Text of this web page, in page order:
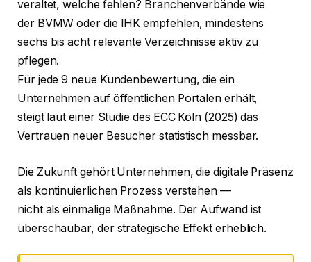
veraltet, welche fehlen? Branchenverbände wie
der BVMW oder die IHK empfehlen, mindestens
sechs bis acht relevante Verzeichnisse aktiv zu
pflegen.
Für jede 9 neue Kundenbewertung, die ein
Unternehmen auf öffentlichen Portalen erhält,
steigt laut einer Studie des ECC Köln (2025) das
Vertrauen neuer Besucher statistisch messbar.
Die Zukunft gehört Unternehmen, die digitale Präsenz
als kontinuierlichen Prozess verstehen —
nicht als einmalige Maßnahme. Der Aufwand ist
überschaubar, der strategische Effekt erheblich.